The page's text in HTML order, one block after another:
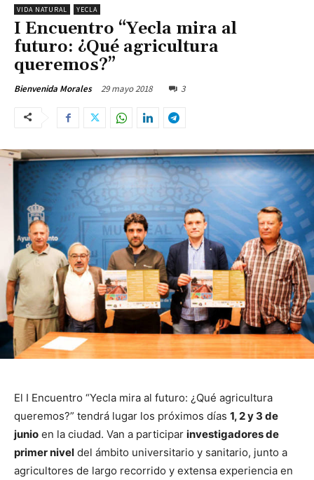
VIDA NATURAL YECLA
I Encuentro “Yecla mira al
futuro: ¿Qué agricultura
queremos?”
Bienvenida Morales 29 mayo 2018 3
El I Encuentro “Yecla mira al futuro: ¿Qué agricultura
queremos?” tendrá lugar los próximos días 1, 2 y 3 de
junio en la ciudad. Van a participar investigadores de
primer nivel del ámbito universitario y sanitario, junto a
agricultores de largo recorrido y extensa experiencia en